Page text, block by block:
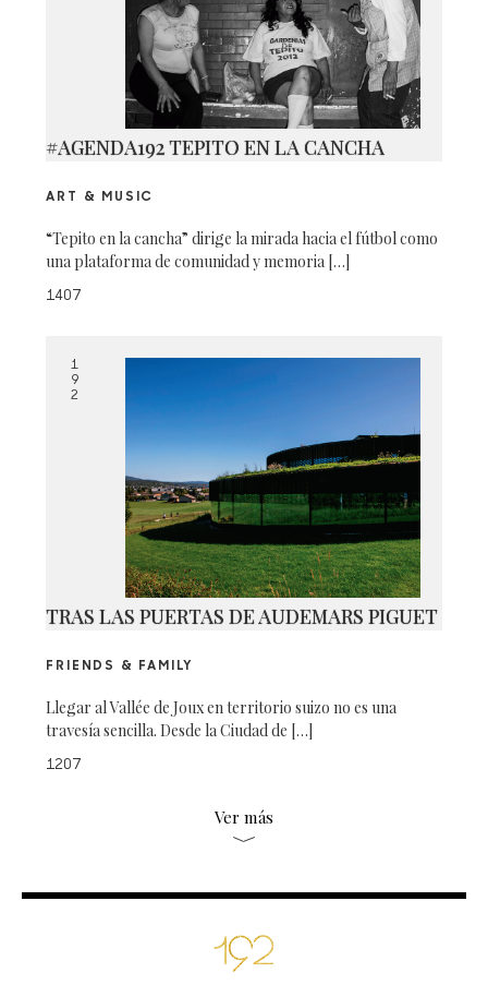
#AGENDA192 TEPITO EN LA CANCHA
ART & MUSIC
“Tepito en la cancha” dirige la mirada hacia el fútbol como
una plataforma de comunidad y memoria […]
1407
1
9
2
TRAS LAS PUERTAS DE AUDEMARS PIGUET
FRIENDS & FAMILY
Llegar al Vallée de Joux en territorio suizo no es una
travesía sencilla. Desde la Ciudad de […]
1207
Ver más